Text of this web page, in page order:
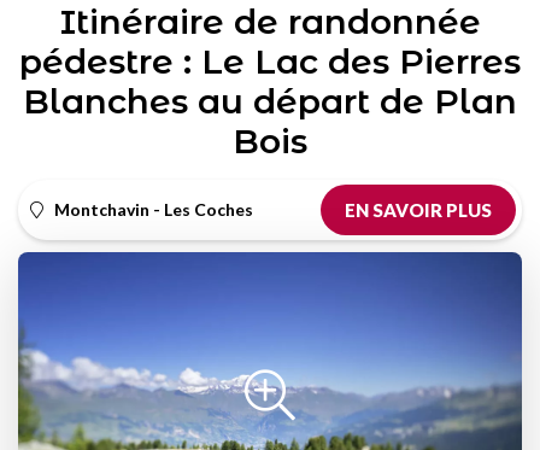
Itinéraire de randonnée
pédestre : Le Lac des Pierres
Blanches au départ de Plan
Bois
Montchavin - Les Coches EN SAVOIR PLUS